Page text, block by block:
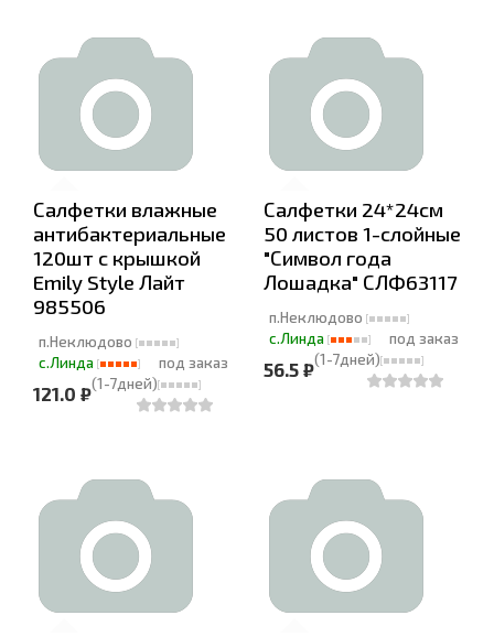
Салфетки влажные
антибактериальные
120шт с крышкой
Emily Style Лайт
985506
п.Неклюдово
с.Линда
под заказ
(1-7дней)
121.0 ₽
Салфетки 24*24см
50 листов 1-слойные
"Символ года
Лошадка" СЛФ63117
п.Неклюдово
с.Линда
под заказ
(1-7дней)
56.5 ₽